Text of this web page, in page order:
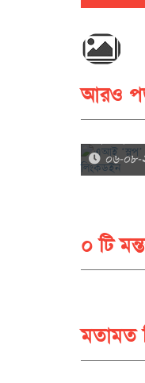
আরও
এআই ‘স্লপ’
০৬-০৮-
০ টি
মতামত